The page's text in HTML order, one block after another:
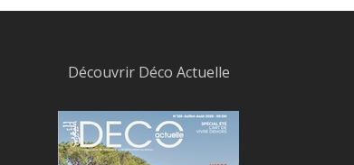
Découvrir Déco Actuelle